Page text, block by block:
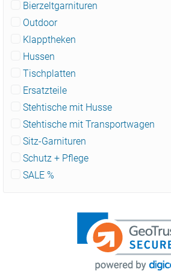
Bierzeltgarnituren
Outdoor
Klapptheken
Hussen
Tischplatten
Ersatzteile
Stehtische mit Husse
Stehtische mit Transportwagen
Sitz-Garnituren
Schutz + Pflege
SALE %